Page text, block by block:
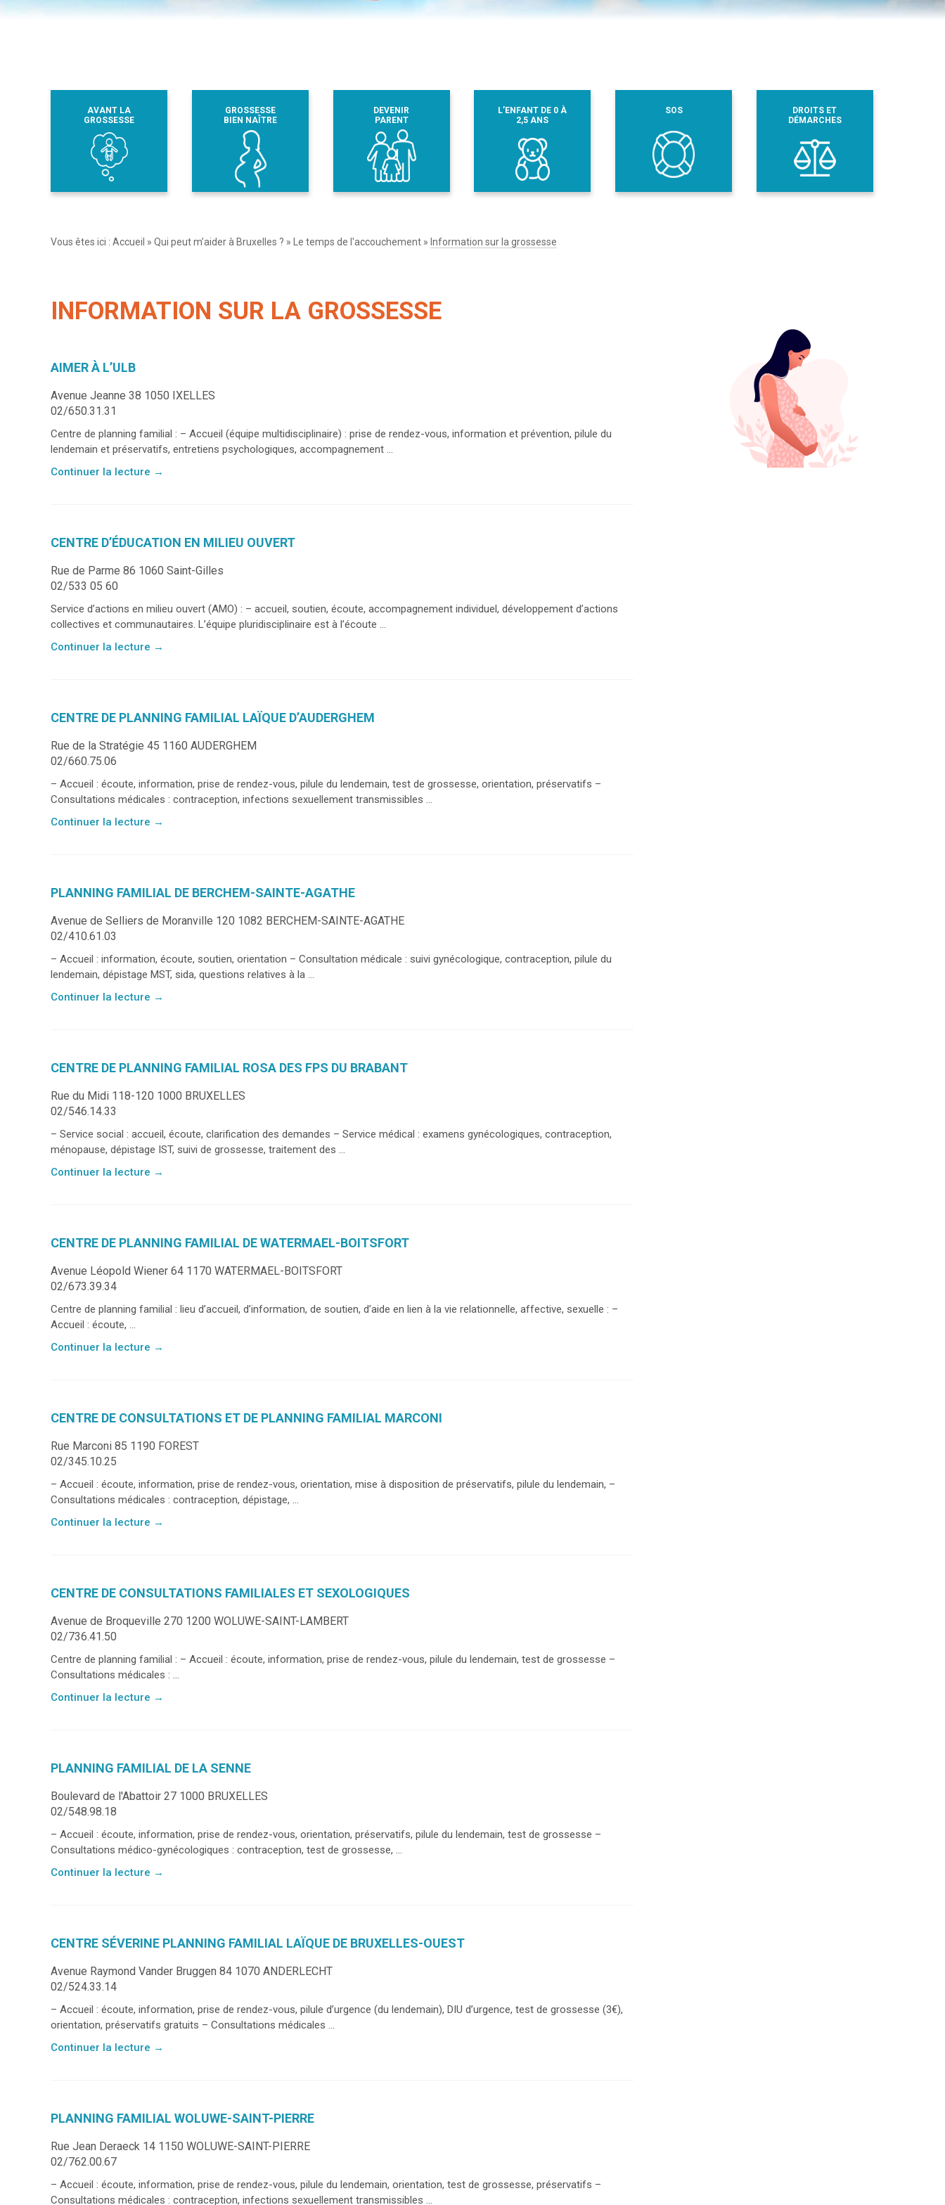
AVANT LA
GROSSESSE
GROSSESSE
BIEN NAÎTRE
DEVENIR
PARENT
L’ENFANT DE 0 À
2,5 ANS
SOS
DROITS ET
DÉMARCHES
Vous êtes ici : Accueil » Qui peut m’aider à Bruxelles ? » Le temps de l'accouchement » Information sur la grossesse
INFORMATION SUR LA GROSSESSE
AIMER À L’ULB
Avenue Jeanne 38 1050 IXELLES
02/650.31.31
Centre de planning familial : – Accueil (équipe multidisciplinaire) : prise de rendez-vous, information et prévention, pilule du
lendemain et préservatifs, entretiens psychologiques, accompagnement ...
Continuer la lecture →
CENTRE D’ÉDUCATION EN MILIEU OUVERT
Rue de Parme 86 1060 Saint-Gilles
02/533 05 60
Service d’actions en milieu ouvert (AMO) : – accueil, soutien, écoute, accompagnement individuel, développement d’actions
collectives et communautaires. L’équipe pluridisciplinaire est à l’écoute ...
Continuer la lecture →
CENTRE DE PLANNING FAMILIAL LAÏQUE D’AUDERGHEM
Rue de la Stratégie 45 1160 AUDERGHEM
02/660.75.06
– Accueil : écoute, information, prise de rendez-vous, pilule du lendemain, test de grossesse, orientation, préservatifs –
Consultations médicales : contraception, infections sexuellement transmissibles ...
Continuer la lecture →
PLANNING FAMILIAL DE BERCHEM-SAINTE-AGATHE
Avenue de Selliers de Moranville 120 1082 BERCHEM-SAINTE-AGATHE
02/410.61.03
– Accueil : information, écoute, soutien, orientation – Consultation médicale : suivi gynécologique, contraception, pilule du
lendemain, dépistage MST, sida, questions relatives à la ...
Continuer la lecture →
CENTRE DE PLANNING FAMILIAL ROSA DES FPS DU BRABANT
Rue du Midi 118-120 1000 BRUXELLES
02/546.14.33
– Service social : accueil, écoute, clarification des demandes – Service médical : examens gynécologiques, contraception,
ménopause, dépistage IST, suivi de grossesse, traitement des ...
Continuer la lecture →
CENTRE DE PLANNING FAMILIAL DE WATERMAEL-BOITSFORT
Avenue Léopold Wiener 64 1170 WATERMAEL-BOITSFORT
02/673.39.34
Centre de planning familial : lieu d’accueil, d’information, de soutien, d’aide en lien à la vie relationnelle, affective, sexuelle : –
Accueil : écoute, ...
Continuer la lecture →
CENTRE DE CONSULTATIONS ET DE PLANNING FAMILIAL MARCONI
Rue Marconi 85 1190 FOREST
02/345.10.25
– Accueil : écoute, information, prise de rendez-vous, orientation, mise à disposition de préservatifs, pilule du lendemain, –
Consultations médicales : contraception, dépistage, ...
Continuer la lecture →
CENTRE DE CONSULTATIONS FAMILIALES ET SEXOLOGIQUES
Avenue de Broqueville 270 1200 WOLUWE-SAINT-LAMBERT
02/736.41.50
Centre de planning familial : – Accueil : écoute, information, prise de rendez-vous, pilule du lendemain, test de grossesse –
Consultations médicales : ...
Continuer la lecture →
PLANNING FAMILIAL DE LA SENNE
Boulevard de l'Abattoir 27 1000 BRUXELLES
02/548.98.18
– Accueil : écoute, information, prise de rendez-vous, orientation, préservatifs, pilule du lendemain, test de grossesse –
Consultations médico-gynécologiques : contraception, test de grossesse, ...
Continuer la lecture →
CENTRE SÉVERINE PLANNING FAMILIAL LAÏQUE DE BRUXELLES-OUEST
Avenue Raymond Vander Bruggen 84 1070 ANDERLECHT
02/524.33.14
– Accueil : écoute, information, prise de rendez-vous, pilule d’urgence (du lendemain), DIU d’urgence, test de grossesse (3€),
orientation, préservatifs gratuits – Consultations médicales ...
Continuer la lecture →
PLANNING FAMILIAL WOLUWE-SAINT-PIERRE
Rue Jean Deraeck 14 1150 WOLUWE-SAINT-PIERRE
02/762.00.67
– Accueil : écoute, information, prise de rendez-vous, pilule du lendemain, orientation, test de grossesse, préservatifs –
Consultations médicales : contraception, infections sexuellement transmissibles ...